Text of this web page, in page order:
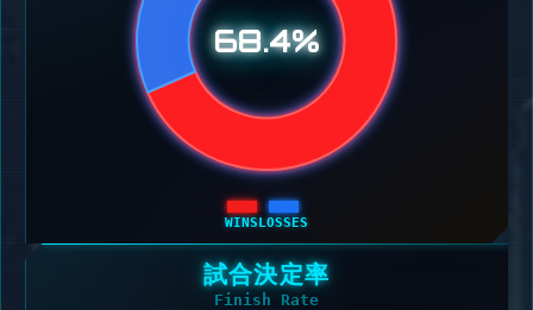
68.4%
WINSLOSSES
試合決定率
Finish Rate